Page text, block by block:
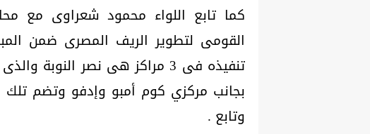
كما تابع اللواء محمود شعراوى مع
القومى لتطوير الريف المصرى ضمن
تنفيذه فى 3 مراكز هى نصر
وتابع .